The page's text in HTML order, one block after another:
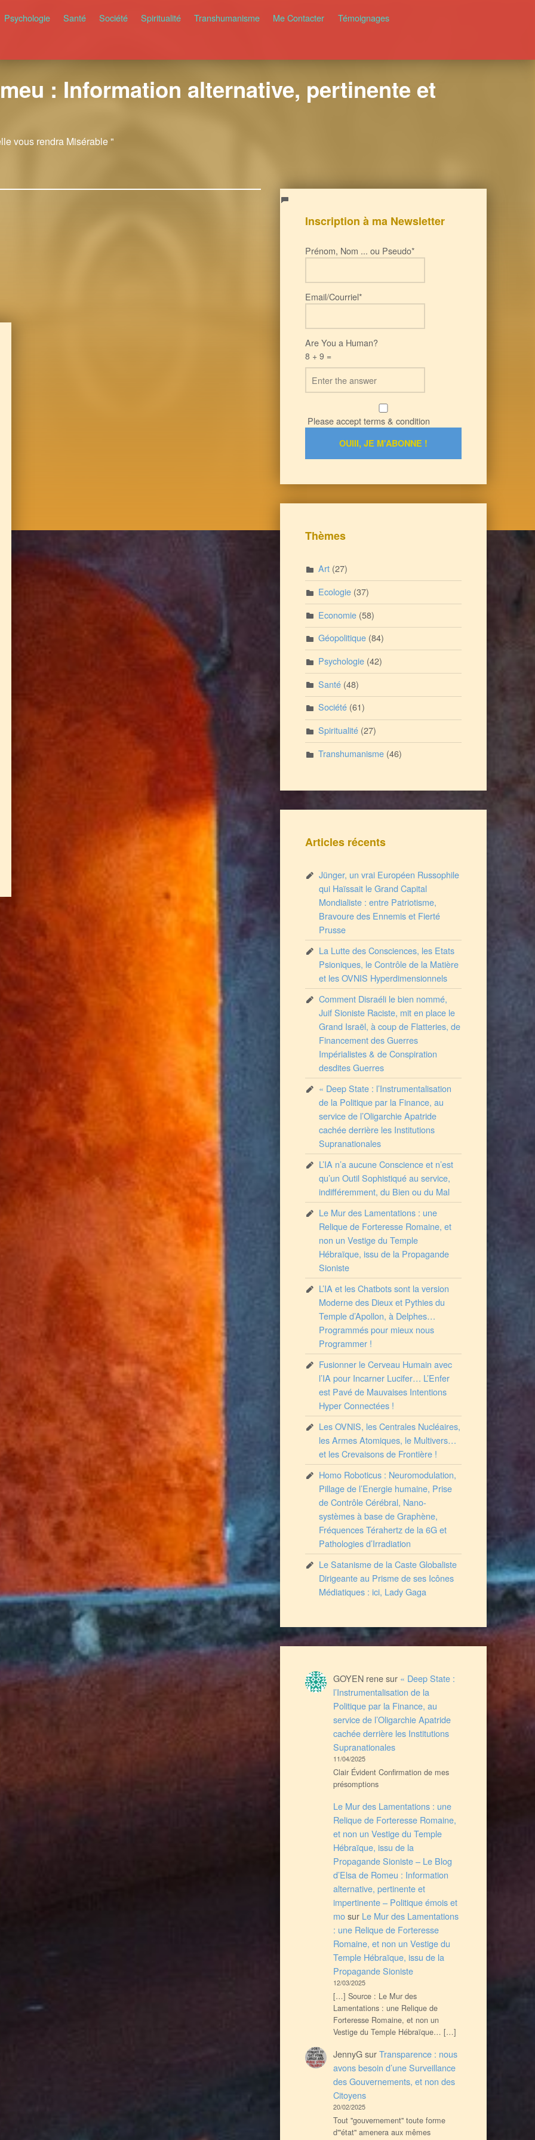
Psychologie Santé Société Spiritualité Transhumanisme Me Contacter Témoignages
: Information alternative, pertinente et
vous rendra Misérable "
Inscription à ma Newsletter
Prénom, Nom ... ou Pseudo*
Email/Courriel*
Are You a Human?
8 + 9 =
Please accept terms & condition
Thèmes
Art(27)
Ecologie(37)
Economie(58)
Géopolitique(84)
Psychologie(42)
Santé(48)
Société(61)
Spiritualité(27)
Transhumanisme(46)
Articles récents
Jünger, un vrai Européen Russophile
qui Haïssait le Grand Capital
Mondialiste : entre Patriotisme,
Bravoure des Ennemis et Fierté
Prusse
La Lutte des Consciences, les Etats
Psioniques, le Contrôle de la Matière
et les OVNIS Hyperdimensionnels
Comment Disraéli le bien nommé,
Juif Sioniste Raciste, mit en place le
Grand Israël, à coup de Flatteries, de
Financement des Guerres
Impérialistes & de Conspiration
desdites Guerres
« Deep State : l’Instrumentalisation
de la Politique par la Finance, au
service de l’Oligarchie Apatride
cachée derrière les Institutions
Supranationales
L’IA n’a aucune Conscience et n’est
qu’un Outil Sophistiqué au service,
indifféremment, du Bien ou du Mal
Le Mur des Lamentations : une
Relique de Forteresse Romaine, et
non un Vestige du Temple
Hébraïque, issu de la Propagande
Sioniste
L’IA et les Chatbots sont la version
Moderne des Dieux et Pythies du
Temple d’Apollon, à Delphes…
Programmés pour mieux nous
Programmer !
Fusionner le Cerveau Humain avec
l’IA pour Incarner Lucifer… L’Enfer
est Pavé de Mauvaises Intentions
Hyper Connectées !
Les OVNIS, les Centrales Nucléaires,
les Armes Atomiques, le Multivers…
et les Crevaisons de Frontière !
Homo Roboticus : Neuromodulation,
Pillage de l’Energie humaine, Prise
de Contrôle Cérébral, Nano-
systèmes à base de Graphène,
Fréquences Térahertz de la 6G et
Pathologies d’Irradiation
Le Satanisme de la Caste Globaliste
Dirigeante au Prisme de ses Icônes
Médiatiques : ici, Lady Gaga
GOYEN renesur « Deep State :
l’Instrumentalisation de la
Politique par la Finance, au
service de l’Oligarchie Apatride
cachée derrière les Institutions
Supranationales
11/04/2025
Clair Évident Confirmation de mes
présomptions
Le Mur des Lamentations : une
Relique de Forteresse Romaine,
et non un Vestige du Temple
Hébraïque, issu de la
Propagande Sioniste – Le Blog
d’Elsa de Romeu : Information
alternative, pertinente et
impertinente – Politique émois et
mosur Le Mur des Lamentations
: une Relique de Forteresse
Romaine, et non un Vestige du
Temple Hébraïque, issu de la
Propagande Sioniste
12/03/2025
[…] Source : Le Mur des
Lamentations : une Relique de
Forteresse Romaine, et non un
Vestige du Temple Hébraïque… […]
JennyGsurTransparence : nous
avons besoin d’une Surveillance
des Gouvernements, et non des
Citoyens
20/02/2025
Tout ''gouvernement'' toute forme
d'''état'' amenera aux mêmes